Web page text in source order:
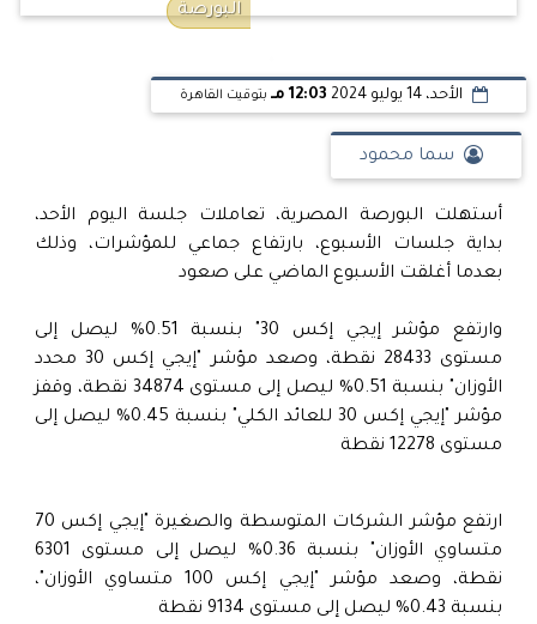
البورصة
الأحد، 14 يوليو 2024 12:03 مـ بتوقيت القاهرة
سما محمود
أستهلت البورصة المصرية، تعاملات جلسة اليوم الأحد،
بداية جلسات الأسبوع، بارتفاع جماعي للمؤشرات، وذلك
بعدما أغلقت الأسبوع الماضي على صعود
وارتفع مؤشر إيجي إكس 30" بنسبة 0.51% ليصل إلى
مستوى 28433 نقطة، وصعد مؤشر "إيجي إكس 30 محدد
الأوزان" بنسبة 0.51% ليصل إلى مستوى 34874 نقطة، وقفز
مؤشر "إيجي إكس 30 للعائد الكلي" بنسبة 0.45% ليصل إلى
مستوى 12278 نقطة
ارتفع مؤشر الشركات المتوسطة والصغيرة "إيجي إكس 70
متساوي الأوزان" بنسبة 0.36% ليصل إلى مستوى 6301
نقطة، وصعد مؤشر "إيجي إكس 100 متساوي الأوزان"،
بنسبة 0.43% ليصل إلى مستوى 9134 نقطة